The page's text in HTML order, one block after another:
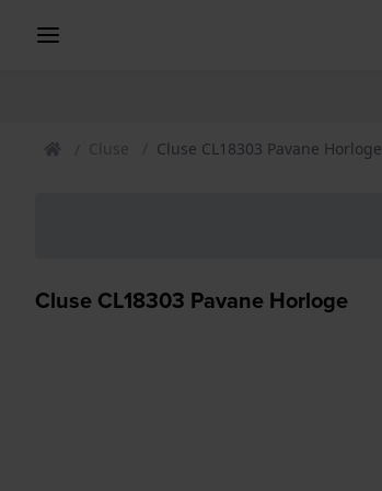
Cluse Cluse CL18303 Pavane Horloge
Cluse CL18303 Pavane Horloge